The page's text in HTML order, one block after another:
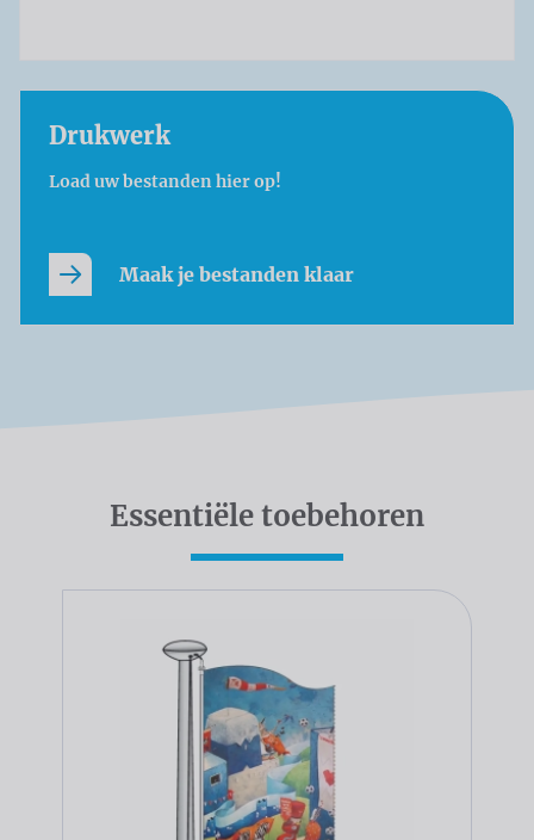
Drukwerk
Load uw bestanden hier op!
Maak je bestanden klaar
Essentiële toebehoren